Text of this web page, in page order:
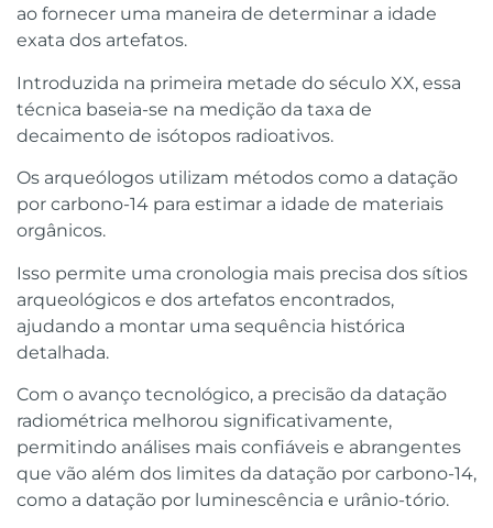
ao fornecer uma maneira de determinar a idade
exata dos artefatos.
Introduzida na primeira metade do século XX, essa
técnica baseia-se na medição da taxa de
decaimento de isótopos radioativos.
Os arqueólogos utilizam métodos como a datação
por carbono-14 para estimar a idade de materiais
orgânicos.
Isso permite uma cronologia mais precisa dos sítios
arqueológicos e dos artefatos encontrados,
ajudando a montar uma sequência histórica
detalhada.
Com o avanço tecnológico, a precisão da datação
radiométrica melhorou significativamente,
permitindo análises mais confiáveis e abrangentes
que vão além dos limites da datação por carbono-14,
como a datação por luminescência e urânio-tório.